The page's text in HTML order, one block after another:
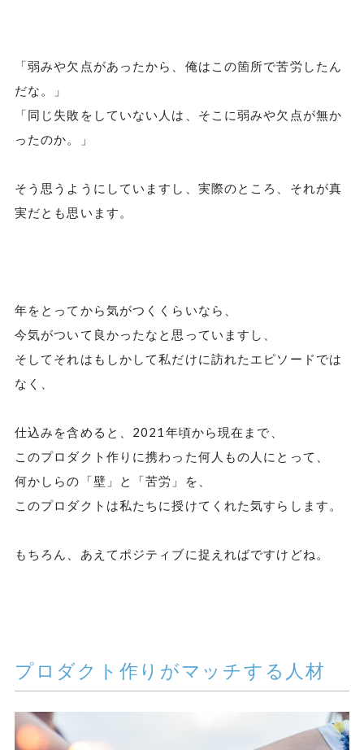
「弱みや欠点があったから、俺はこの箇所で苦労したん
だな。」
「同じ失敗をしていない人は、そこに弱みや欠点が無か
ったのか。」
そう思うようにしていますし、実際のところ、それが真
実だとも思います。
年をとってから気がつくくらいなら、
今気がついて良かったなと思っていますし、
そしてそれはもしかして私だけに訪れたエピソードでは
なく、
仕込みを含めると、2021年頃から現在まで、
このプロダクト作りに携わった何人もの人にとって、
何かしらの「壁」と「苦労」を、
このプロダクトは私たちに授けてくれた気すらします。
もちろん、あえてポジティブに捉えればですけどね。
プロダクト作りがマッチする人材